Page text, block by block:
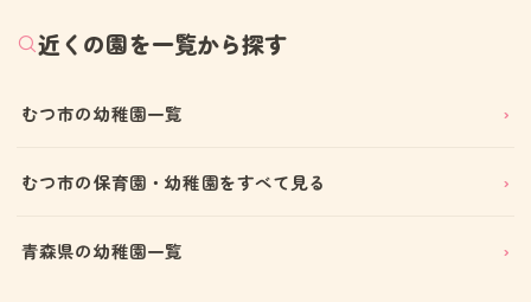
近くの園を一覧から探す
むつ市の幼稚園一覧
むつ市の保育園・幼稚園をすべて見る
青森県の幼稚園一覧